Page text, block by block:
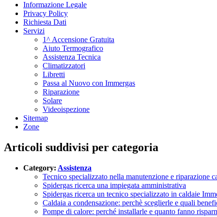
Informazione Legale
Privacy Policy
Richiesta Dati
Servizi
1^ Accensione Gratuita
Aiuto Termografico
Assistenza Tecnica
Climatizzatori
Libretti
Passa al Nuovo con Immergas
Riparazione
Solare
Videoispezione
Sitemap
Zone
Articoli suddivisi per categoria
Category: Assistenza
Tecnico specializzato nella manutenzione e riparazione
Spidergas ricerca una impiegata amministrativa
Spidergas ricerca un tecnico specializzato in caldaie
Caldaia a condensazione: perchè sceglierle e quali
Pompe di calore: perché installarle e quanto fanno